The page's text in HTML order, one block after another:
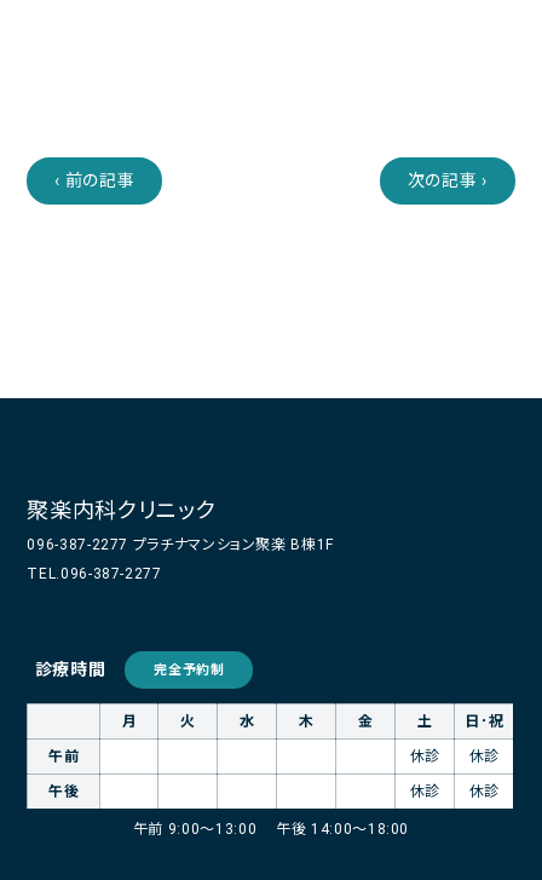
‹ 前の記事 次の記事 ›
聚楽内科クリニック
096-387-2277 プラチナマンション聚楽 B棟1F
TEL.096-387-2277
診療時間 完全予約制
月 火 水 木 金 土 日･祝
午前 休診 休診
午後 休診 休診
午前 9:00～13:00 午後 14:00～18:00